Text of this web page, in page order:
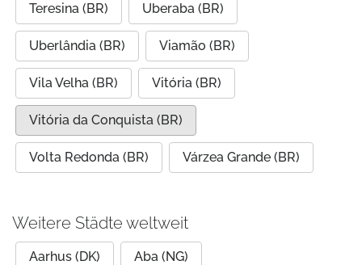
Teresina (BR) Uberaba (BR)
Uberlândia (BR) Viamão (BR)
Vila Velha (BR) Vitória (BR)
Vitória da Conquista (BR)
Volta Redonda (BR) Várzea Grande (BR)
Weitere Städte weltweit
Aarhus (DK) Aba (NG)